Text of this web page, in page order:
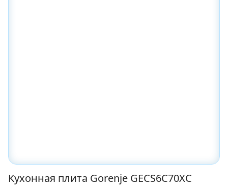
Кухонная плита Gorenje GECS6C70XC